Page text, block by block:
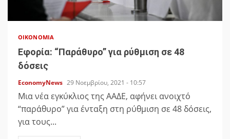
ΟΙΚΟΝΟΜΊΑ
Εφορία: “Παράθυρο” για ρύθμιση σε 48
δόσεις
EconomyNews 29 Νοεμβρίου, 2021 - 10:57
Μια νέα εγκύκλιος της ΑΑΔΕ, αφήνει ανοιχτό
“παράθυρο” για ένταξη στη ρύθμιση σε 48 δόσεις,
για τους...